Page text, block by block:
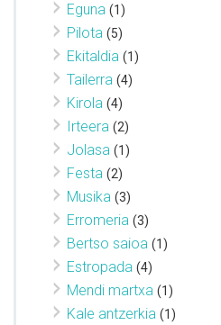
Eguna (1)
Pilota (5)
Ekitaldia (1)
Tailerra (4)
Kirola (4)
Irteera (2)
Jolasa (1)
Festa (2)
Musika (3)
Erromeria (3)
Bertso saioa (1)
Estropada (4)
Mendi martxa (1)
Kale antzerkia (1)